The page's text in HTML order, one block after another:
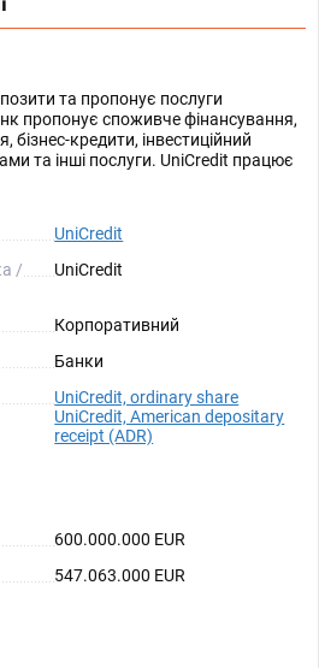
та пропонує послуги
пропонує споживче фінансування,
бізнес-кредити, інвестиційний
та інші послуги. UniCredit працює
UniCredit
/
UniCredit
Корпоративний
Банки
UniCredit, ordinary share
UniCredit, American depositary
receipt (ADR)
600.000.000 EUR
547.063.000 EUR